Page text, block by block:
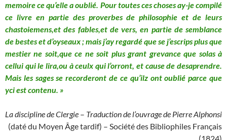
memoire ce qu’elle a oublié. Pour toutes ces choses ay-je compilé
ce livre en partie des proverbes de philosophie et de leurs
chastoiemens,et des fables,et de vers, en partie de semblance
de bestes et d’oyseaux ; mais j’ay regardé que se j’escrips plus que
mestier ne soit,que ce ne soit plus grant grevance que solas à
cellui qui le lira,ou à ceulx qui l’orront, et cause de desaprendre.
Mais les sages se recorderont de ce qu’ilz ont oublié parce que
yci est contenu. »
La discipline de Clergie – Traduction de l’ouvrage de Pierre Alphonsi
(daté du Moyen Âge tardif) – Société des Bibliophiles Français